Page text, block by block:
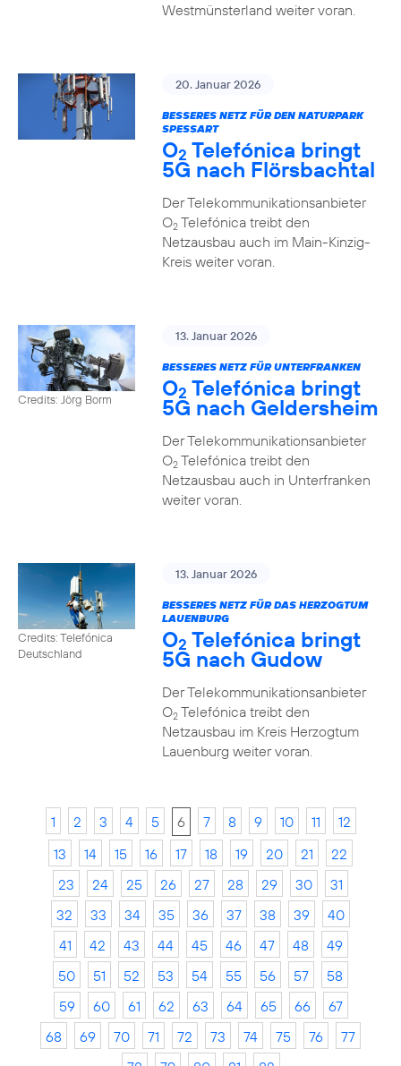
Westmünsterland weiter voran.
20. Januar 2026
BESSERES NETZ FÜR DEN NATURPARK
SPESSART
O2 Telefónica bringt
5G nach Flörsbachtal
Der Telekommunikationsanbieter
O2Telefónica treibt den
Netzausbau auch im Main-Kinzig-
Kreis weiter voran.
Credits: Jörg Borm
13. Januar 2026
BESSERES NETZ FÜR UNTERFRANKEN
O2 Telefónica bringt
5G nach Geldersheim
Der Telekommunikationsanbieter
O2Telefónica treibt den
Netzausbau auch in Unterfranken
weiter voran.
Credits: Telefónica
Deutschland
13. Januar 2026
BESSERES NETZ FÜR DAS HERZOGTUM
LAUENBURG
O2 Telefónica bringt
5G nach Gudow
Der Telekommunikationsanbieter
O2Telefónica treibt den
Netzausbau im Kreis Herzogtum
Lauenburg weiter voran.
1 2 3 4 5 6 7 8 9 10 11
12
13
14 15 16 17 18 19 20 21
22
23
24 25 26 27 28 29 30
31
32
33 34 35 36 37 38 39
40
41
42 43 44 45 46 47 48
49
50
51 52 53 54 55 56 57
58
59
60 61 62 63 64 65 66
67
68
69 70 71 72 73 74 75 76
77